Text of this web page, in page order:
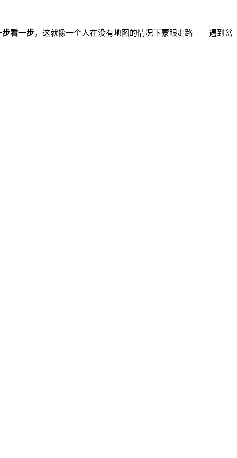
步看一步。这就像一个人在没有地图的情况下蒙眼走路——遇到岔